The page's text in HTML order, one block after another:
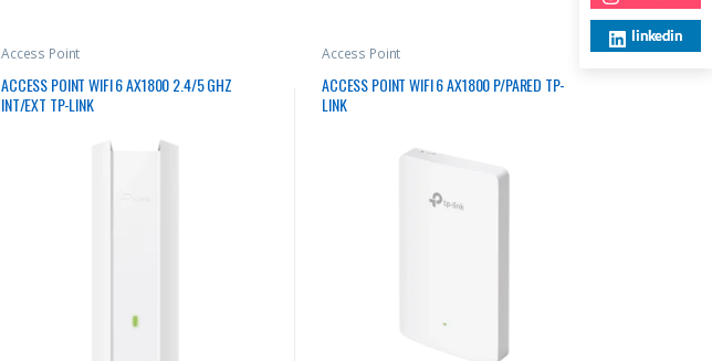
Access Point
ACCESS POINT WIFI 6 AX1800 2.4/5 GHZ
INT/EXT TP-LINK
Access Point
ACCESS POINT WIFI 6 AX1800 P/PARED TP-
LINK
linkedin